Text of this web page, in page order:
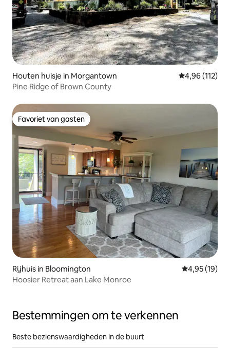
Houten huisje in Morgantown Gemiddelde
4,96 (112)
Pine Ridge of Brown County
Favoriet van gasten
Favoriet van gasten
Rijhuis in Bloomington Gemiddelde
4,95 (19)
Hoosier Retreat aan Lake Monroe
Bestemmingen om te verkennen
Beste bezienswaardigheden in de buurt